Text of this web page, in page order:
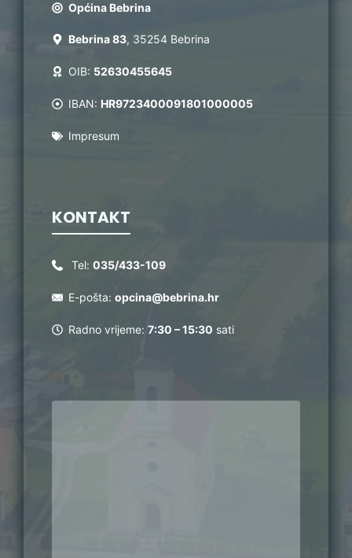
Općina Bebrina
Bebrina 83, 35254 Bebrina
OIB: 52630455645
IBAN: HR9723400091801000005
Impresum
KONTAKT
Tel: 035/433-109
E-pošta: opcina@bebrina.hr
Radno vrijeme: 7:30 – 15:30 sati